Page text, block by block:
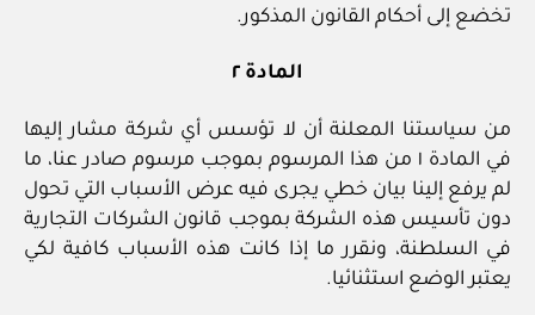
تخضع إلى أحكام القانون المذكور.
المادة ٢
من سياستنا المعلنة أن لا تؤسس أي شركة مشار إليها
في المادة ١ من هذا المرسوم بموجب مرسوم صادر عنا، ما
لم يرفع إلينا بيان خطي يجرى فيه عرض الأسباب التي تحول
دون تأسيس هذه الشركة بموجب قانون الشركات التجارية
في السلطنة، ونقرر ما إذا كانت هذه الأسباب كافية لكي
يعتبر الوضع استثنائيا.